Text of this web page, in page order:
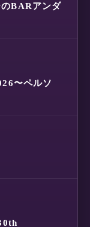
BARアンダ
〜ペルソ